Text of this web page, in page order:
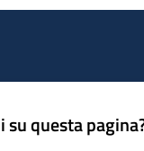
questa